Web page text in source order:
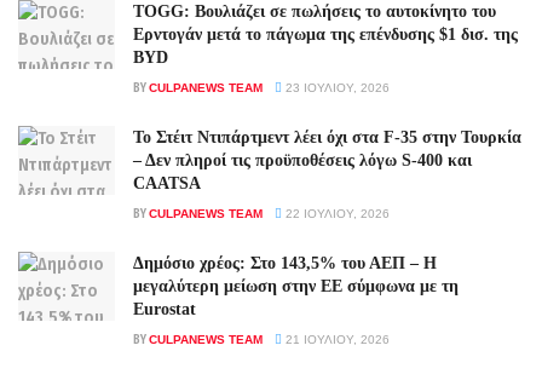
TOGG: Βουλιάζει σε πωλήσεις το αυτοκίνητο του
Ερντογάν μετά το πάγωμα της επένδυσης $1 δισ. της
BYD
BYCULPANEWS TEAM 23 ΙΟΥΛΊΟΥ, 2026
Το Στέιτ Ντιπάρτμεντ λέει όχι στα F-35 στην Τουρκία
– Δεν πληροί τις προϋποθέσεις λόγω S-400 και
CAATSA
BYCULPANEWS TEAM 22 ΙΟΥΛΊΟΥ, 2026
Δημόσιο χρέος: Στο 143,5% του ΑΕΠ – Η
μεγαλύτερη μείωση στην ΕΕ σύμφωνα με τη
Eurostat
BYCULPANEWS TEAM 21 ΙΟΥΛΊΟΥ, 2026